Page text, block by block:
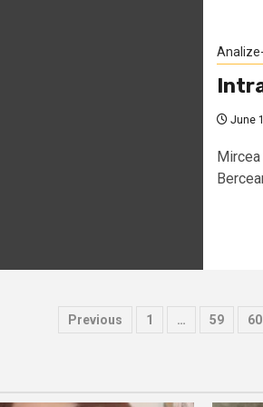
June
Posts
Previous 1 … 59 60